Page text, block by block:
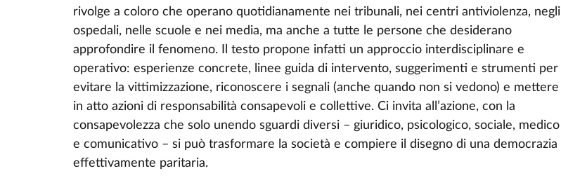
rivolge a coloro che operano quotidianamente nei tribunali, nei centri antiviolenza, negli
ospedali, nelle scuole e nei media, ma anche a tutte le persone che desiderano
approfondire il fenomeno. Il testo propone infatti un approccio interdisciplinare e
operativo: esperienze concrete, linee guida di intervento, suggerimenti e strumenti per
evitare la vittimizzazione, riconoscere i segnali (anche quando non si vedono) e mettere
in atto azioni di responsabilità consapevoli e collettive. Ci invita all’azione, con la
consapevolezza che solo unendo sguardi diversi – giuridico, psicologico, sociale, medico
e comunicativo – si può trasformare la società e compiere il disegno di una democrazia
effettivamente paritaria.